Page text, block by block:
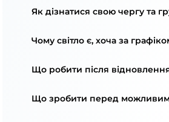
Як дізнатися свою чергу та
Чому світло є, хоча за
Що робити після
Що зробити перед